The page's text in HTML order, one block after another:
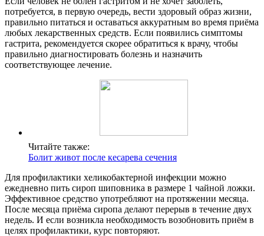
потребуется, в первую очередь, вести здоровый образ жизни,
правильно питаться и оставаться аккуратным во время приёма
любых лекарственных средств. Если появились симптомы
гастрита, рекомендуется скорее обратиться к врачу, чтобы
правильно диагностировать болезнь и назначить
соответствующее лечение.
Читайте также:
Болит живот после кесарева сечения
Для профилактики хеликобактерной инфекции можно
ежедневно пить сироп шиповника в размере 1 чайной ложки.
Эффективное средство употребляют на протяжении месяца.
После месяца приёма сиропа делают перерыв в течение двух
недель. И если возникла необходимость возобновить приём в
целях профилактики, курс повторяют.